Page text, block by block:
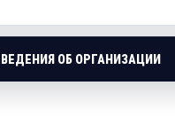
ОБ ОРГАНИЗАЦИИ